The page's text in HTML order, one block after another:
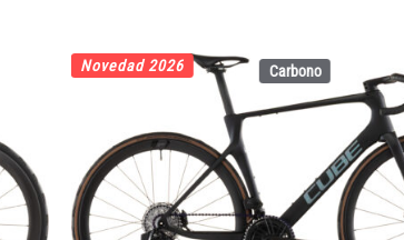
Carbono
Novedad 2026